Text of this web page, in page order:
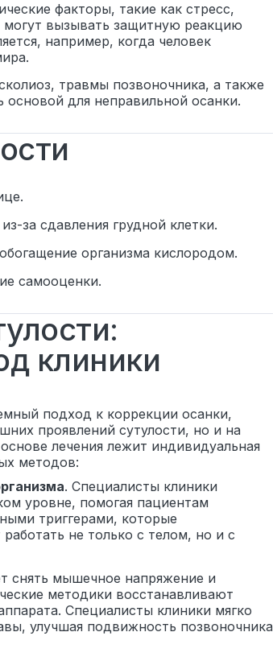
факторы, такие как стресс,
могут вызывать защитную реакцию
например, когда человек
травмы позвоночника, а также
основой для неправильной осанки.
за сдавления грудной клетки.
организма кислородом.
самооценки.
клиники
подход к коррекции осанки,
проявлений сутулости, но и на
лечения лежит индивидуальная
методов:
. Специалисты клиники
уровне, помогая пациентам
триггерами, которые
не только с телом, но и с
снять мышечное напряжение и
методики восстанавливают
Специалисты клиники мягко
улучшая подвижность позвоночника